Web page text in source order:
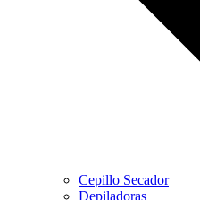
Cepillo Secador
Depiladoras